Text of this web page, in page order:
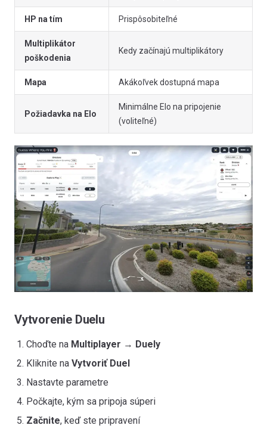
HP na tím Prispôsobiteľné
Multiplikátor
poškodenia
Kedy začínajú multiplikátory
Mapa Akákoľvek dostupná mapa
Požiadavka na Elo
Minimálne Elo na pripojenie
(voliteľné)
Vytvorenie Duelu
Choďte na Multiplayer → Duely
Kliknite na Vytvoriť Duel
Nastavte parametre
Počkajte, kým sa pripoja súperi
Začnite, keď ste pripravení